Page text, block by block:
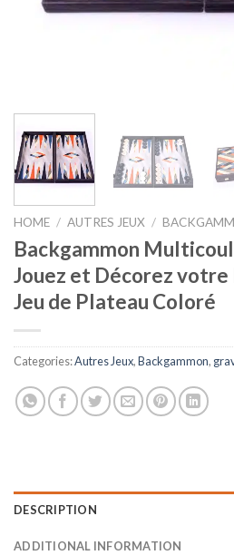
HOME / AUTRES JEUX /
Backgammon
Jouez et Décorez
Jeu de Plateau Coloré
Categories:Autres Jeux,Backgammon,
DESCRIPTION
ADDITIONAL INFORMATION